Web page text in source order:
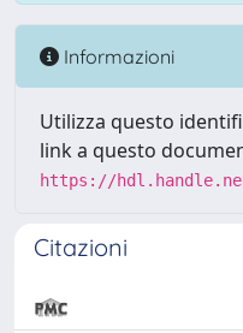
Informazioni
Utilizza questo
link a questo
https://
Citazioni